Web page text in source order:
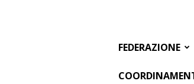
FEDERAZIONE